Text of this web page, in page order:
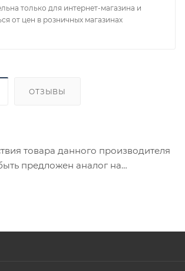
только для интернет-магазина и
от цен в розничных магазинах
ОТЗЫВЫ
товара данного производителя
предложен аналог на